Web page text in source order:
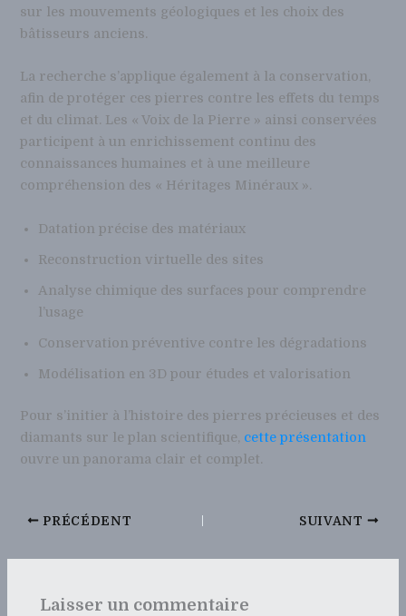
sur les mouvements géologiques et les choix des
bâtisseurs anciens.
La recherche s’applique également à la conservation,
afin de protéger ces pierres contre les effets du temps
et du climat. Les « Voix de la Pierre » ainsi conservées
participent à un enrichissement continu des
connaissances humaines et à une meilleure
compréhension des « Héritages Minéraux ».
Datation précise des matériaux
Reconstruction virtuelle des sites
Analyse chimique des surfaces pour comprendre
l’usage
Conservation préventive contre les dégradations
Modélisation en 3D pour études et valorisation
Pour s’initier à l’histoire des pierres précieuses et des
diamants sur le plan scientifique, cette présentation
ouvre un panorama clair et complet.
PRÉCÉDENT SUIVANT
Laisser un commentaire